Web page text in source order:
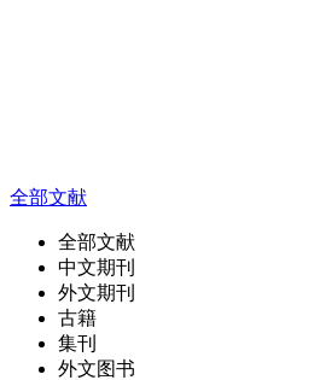
全部文献
全部文献
中文期刊
外文期刊
古籍
集刊
外文图书